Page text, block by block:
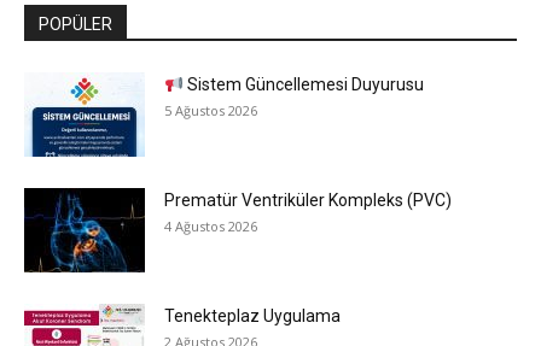
POPÜLER
Sistem Güncellemesi Duyurusu
5 Ağustos 2026
Prematür Ventriküler Kompleks (PVC)
4 Ağustos 2026
Tenekteplaz Uygulama
2 Ağustos 2026